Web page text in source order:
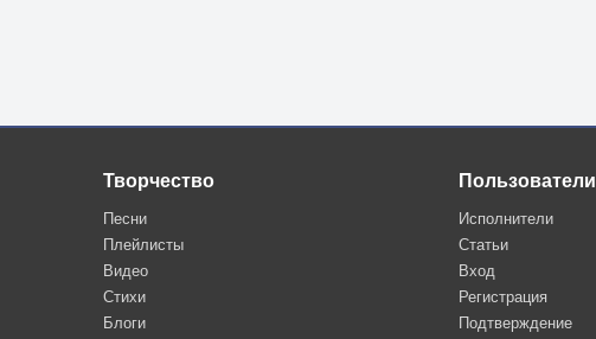
Творчество
Песни
Плейлисты
Видео
Стихи
Блоги
Пользователи
Исполнители
Статьи
Вход
Регистрация
Подтверждение